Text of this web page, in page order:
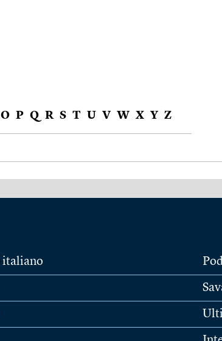
O P Q R S T U V W X Y Z
italiano